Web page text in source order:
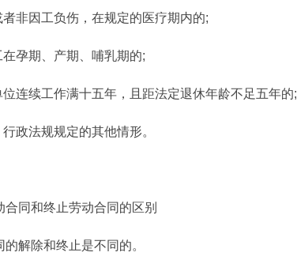
者非因工负伤，在规定的医疗期内的;
孕期、产期、哺乳期的;
位连续工作满十五年，且距法定退休年龄不足五年的;
政法规规定的其他情形。
合同和终止劳动合同的区别
的解除和终止是不同的。